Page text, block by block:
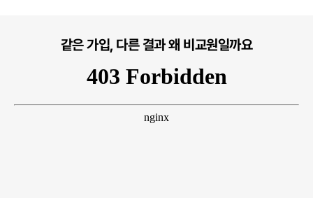
같은 가입, 다른 결과 왜 비교원일까요